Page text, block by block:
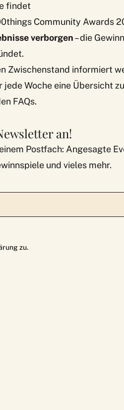
findet
Community Awards
verborgen– die
Zwischenstand informiert
jede Woche eine Übersicht
FAQs.
an!
Postfach: Angesagte
und vieles mehr.
zu.